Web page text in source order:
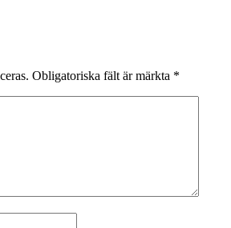
Obligatoriska fält är märkta *